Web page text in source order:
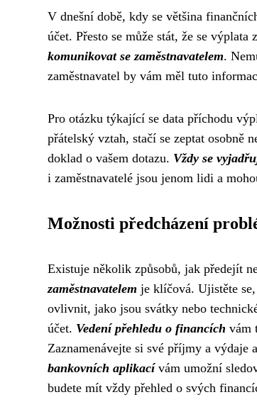
V dnešní době, kdy se většina
účet. Přesto se může stát, že se
komunikovat se zaměstnavatelem.
zaměstnavatel by vám měl tuto
Pro otázku týkající se data příchodu
přátelský vztah, stačí se zeptat osobně
doklad o vašem dotazu. Vždy se
i zaměstnavatelé jsou jenom lidi a
Možnosti předcházení
Existuje několik způsobů, jak předejít
zaměstnavatelem je klíčová. Ujistěte
ovlivnit, jako jsou svátky nebo
účet. Vedení přehledu o financích vám
Zaznamenávejte si své příjmy a
bankovních aplikacívám umožní
budete mít vždy přehled o svých